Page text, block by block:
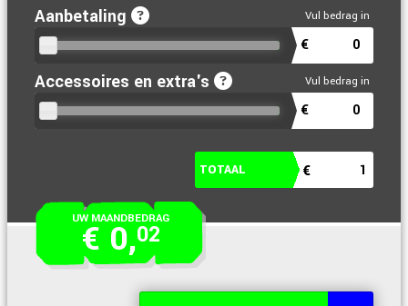
Aanbetaling
€
Accessoires en extra's
€
UW MAANDBEDRAG
€ 0,02